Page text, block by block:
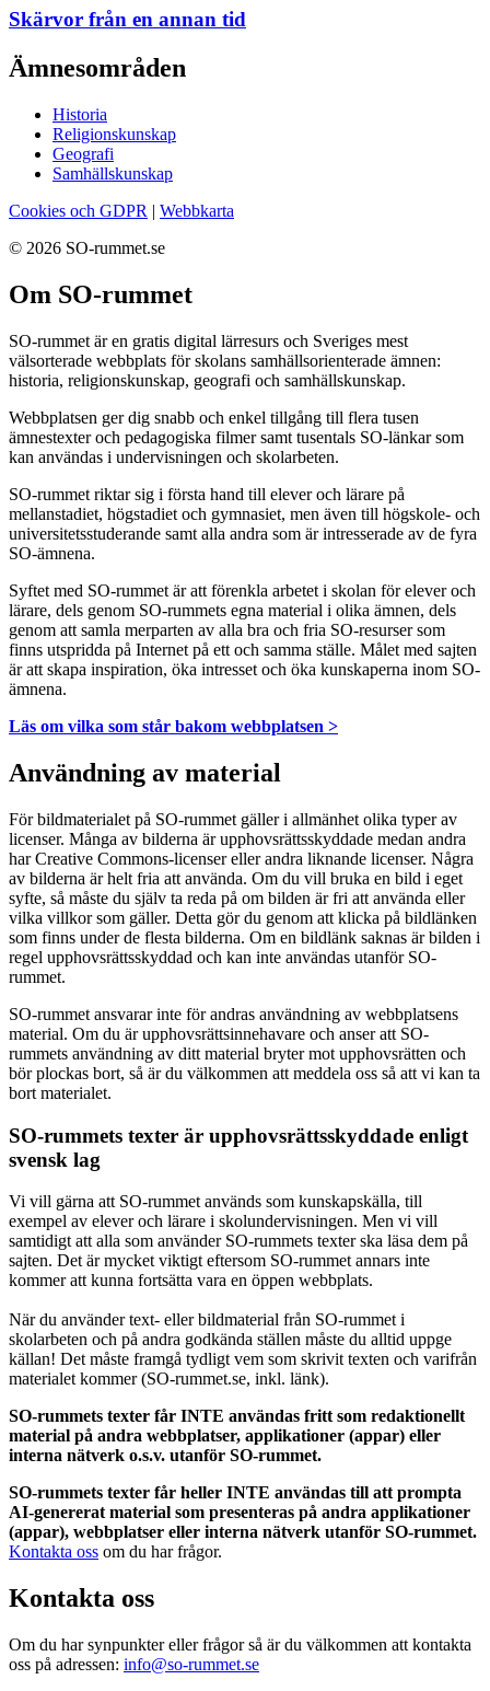
Skärvor från en annan tid
Ämnesområden
Historia
Religionskunskap
Geografi
Samhällskunskap
Cookies och GDPR | Webbkarta
© 2026 SO-rummet.se
Om SO-rummet
SO-rummet är en gratis digital lärresurs och Sveriges mest
välsorterade webbplats för skolans samhällsorienterade ämnen:
historia, religionskunskap, geografi och samhällskunskap.
Webbplatsen ger dig snabb och enkel tillgång till flera tusen
ämnestexter och pedagogiska filmer samt tusentals SO-länkar som
kan användas i undervisningen och skolarbeten.
SO-rummet riktar sig i första hand till elever och lärare på
mellanstadiet, högstadiet och gymnasiet, men även till högskole- och
universitetsstuderande samt alla andra som är intresserade av de fyra
SO-ämnena.
Syftet med SO-rummet är att förenkla arbetet i skolan för elever och
lärare, dels genom SO-rummets egna material i olika ämnen, dels
genom att samla merparten av alla bra och fria SO-resurser som
finns utspridda på Internet på ett och samma ställe. Målet med sajten
är att skapa inspiration, öka intresset och öka kunskaperna inom SO-
ämnena.
Läs om vilka som står bakom webbplatsen >
Användning av material
För bildmaterialet på SO-rummet gäller i allmänhet olika typer av
licenser. Många av bilderna är upphovsrättsskyddade medan andra
har Creative Commons-licenser eller andra liknande licenser. Några
av bilderna är helt fria att använda. Om du vill bruka en bild i eget
syfte, så måste du själv ta reda på om bilden är fri att använda eller
vilka villkor som gäller. Detta gör du genom att klicka på bildlänken
som finns under de flesta bilderna. Om en bildlänk saknas är bilden i
regel upphovsrättsskyddad och kan inte användas utanför SO-
rummet.
SO-rummet ansvarar inte för andras användning av webbplatsens
material. Om du är upphovsrättsinnehavare och anser att SO-
rummets användning av ditt material bryter mot upphovsrätten och
bör plockas bort, så är du välkommen att meddela oss så att vi kan ta
bort materialet.
SO-rummets texter är upphovsrättsskyddade enligt
svensk lag
Vi vill gärna att SO-rummet används som kunskapskälla, till
exempel av elever och lärare i skolundervisningen. Men vi vill
samtidigt att alla som använder SO-rummets texter ska läsa dem på
sajten. Det är mycket viktigt eftersom SO-rummet annars inte
kommer att kunna fortsätta vara en öppen webbplats.
När du använder text- eller bildmaterial från SO-rummet i
skolarbeten och på andra godkända ställen måste du alltid uppge
källan! Det måste framgå tydligt vem som skrivit texten och varifrån
materialet kommer (SO-rummet.se, inkl. länk).
SO-rummets texter får INTE användas fritt som redaktionellt
material på andra webbplatser, applikationer (appar) eller
interna nätverk o.s.v. utanför SO-rummet.
SO-rummets texter får heller INTE användas till att prompta
AI-genererat material som presenteras på andra applikationer
(appar), webbplatser eller interna nätverk utanför SO-rummet.
Kontakta oss om du har frågor.
Kontakta oss
Om du har synpunkter eller frågor så är du välkommen att kontakta
oss på adressen: info@so-rummet.se